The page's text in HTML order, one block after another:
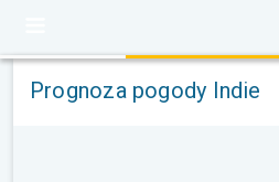
Prognoza pogody Indie